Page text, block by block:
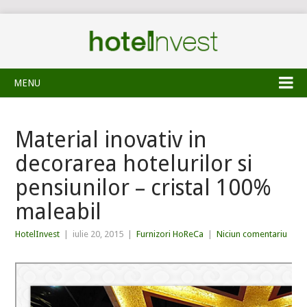
MENU
Material inovativ in
decorarea hotelurilor si
pensiunilor – cristal 100%
maleabil
HotelInvest iulie 20, 2015 Furnizori HoReCa Niciun comentariu